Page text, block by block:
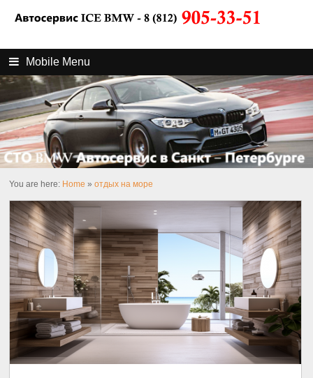
Mobile Menu
You are here: Home »отдых на море